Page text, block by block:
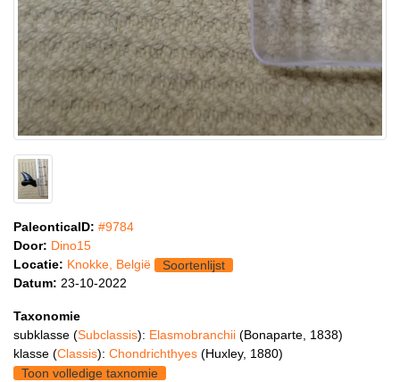
PaleonticaID: #9784
Door: Dino15
Locatie: Knokke, België
Soortenlijst
Datum: 23-10-2022
Taxonomie
subklasse (Subclassis): Elasmobranchii (Bonaparte, 1838)
klasse (Classis): Chondrichthyes (Huxley, 1880)
Toon volledige taxnomie